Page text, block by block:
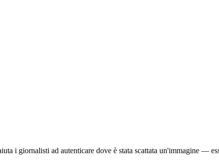
i giornalisti ad autenticare dove è stata scattata un'immagine —